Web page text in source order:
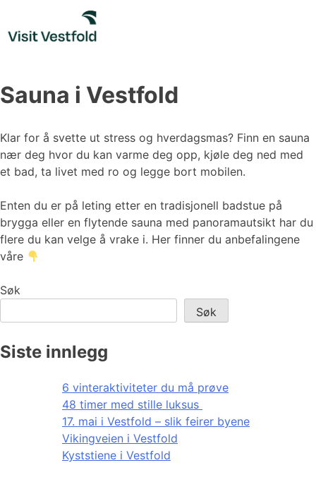
content
Sauna i Vestfold
Klar for å svette ut stress og hverdagsmas? Finn en sauna
nær deg hvor du kan varme deg opp, kjøle deg ned med
et bad, ta livet med ro og legge bort mobilen.
Enten du er på leting etter en tradisjonell badstue på
brygga eller en flytende sauna med panoramautsikt har du
flere du kan velge å vrake i. Her finner du anbefalingene
våre
Søk
Søk
Siste innlegg
6 vinteraktiviteter du må prøve
48 timer med stille luksus
17. mai i Vestfold – slik feirer byene
Vikingveien i Vestfold
Kyststiene i Vestfold